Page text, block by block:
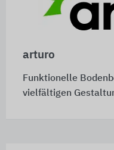
arturo
Funktionelle
vielfältigen